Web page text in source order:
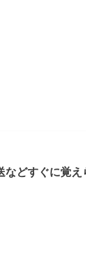
どすぐに覚